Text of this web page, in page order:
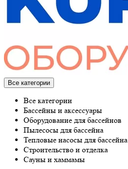
Все категории
Все категории
Бассейны и аксессуары
Оборудование для бассейнов
Пылесосы для бассейна
Тепловые насосы для бассейна
Строительство и отделка
Сауны и хаммамы